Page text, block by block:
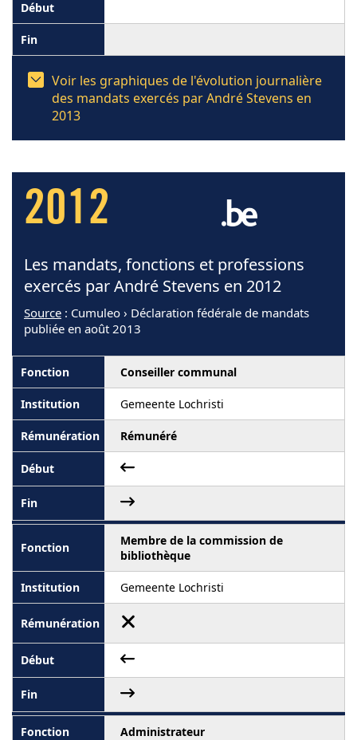
Voir les graphiques de l'évolution journalière
des mandats exercés par André Stevens en
2013
2012
Les mandats, fonctions et professions
exercés par André Stevens en 2012
Source : Cumuleo › Déclaration fédérale de mandats
publiée en août 2013
Conseiller communal
Gemeente Lochristi
Rémunéré
Membre de la commission de
bibliothèque
Gemeente Lochristi
Administrateur